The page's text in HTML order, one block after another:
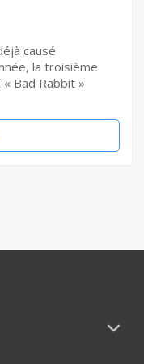
causé
la troisième
Bad Rabbit »